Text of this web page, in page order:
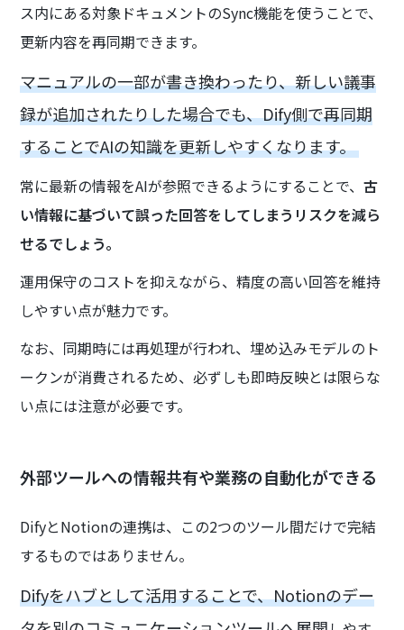
ス内にある対象ドキュメントのSync機能を使うことで、
更新内容を再同期できます。
マニュアルの一部が書き換わったり、新しい議事
録が追加されたりした場合でも、Dify側で再同期
することでAIの知識を更新しやすくなります。
常に最新の情報をAIが参照できるようにすることで、古
い情報に基づいて誤った回答をしてしまうリスクを減ら
せるでしょう。
運用保守のコストを抑えながら、精度の高い回答を維持
しやすい点が魅力です。
なお、同期時には再処理が行われ、埋め込みモデルのト
ークンが消費されるため、必ずしも即時反映とは限らな
い点には注意が必要です。
外部ツールへの情報共有や業務の自動化ができる
DifyとNotionの連携は、この2つのツール間だけで完結
するものではありません。
Difyをハブとして活用することで、Notionのデー